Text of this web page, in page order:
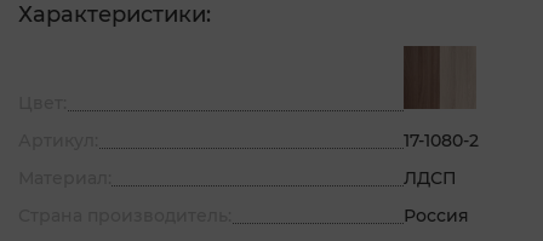
Характеристики:
17-1080-2
ЛДСП
Россия